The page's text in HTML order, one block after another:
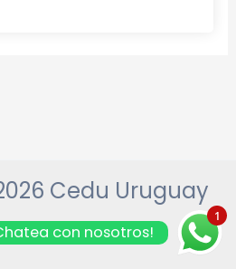
Cedu Uruguay
1
con nosotros!